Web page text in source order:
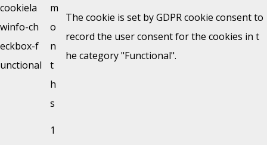
cookiela
winfo-ch
eckbox-f
unctional
m
o
n
t
h
s
The cookie is set by GDPR cookie consent to
record the user consent for the cookies in t
he category "Functional".
1